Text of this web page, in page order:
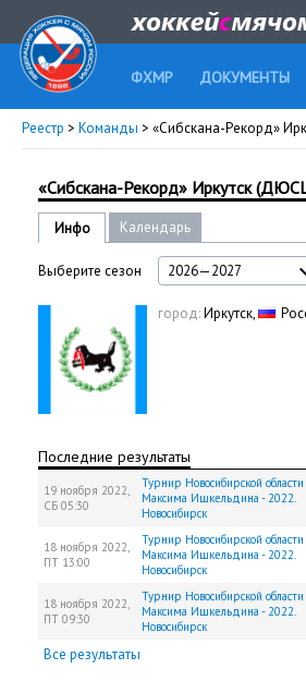
ФХМР ДОКУМЕНТЫ
Реестр > Команды > «Сибскана-Рекорд»
«Сибскана-Рекорд» Иркутск
Инфо Календарь
Выберите сезон 2026—2027
город:Иркутск,
Последние результаты
19 ноября 2022,
СБ 05:30
Турнир Новосибирской
Максима Ишкельдина - 2022.
Новосибирск
18 ноября 2022,
ПТ 13:00
Турнир Новосибирской
Максима Ишкельдина - 2022.
Новосибирск
18 ноября 2022,
ПТ 09:30
Турнир Новосибирской
Максима Ишкельдина - 2022.
Новосибирск
Все результаты